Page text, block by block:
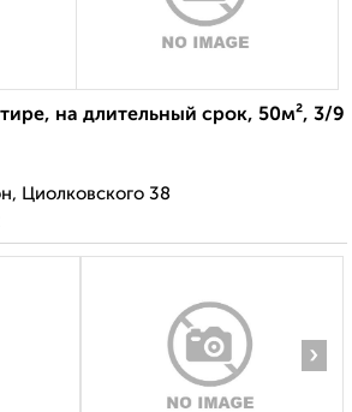
на длительный срок, 50м², 3/9
Циолковского 38
›